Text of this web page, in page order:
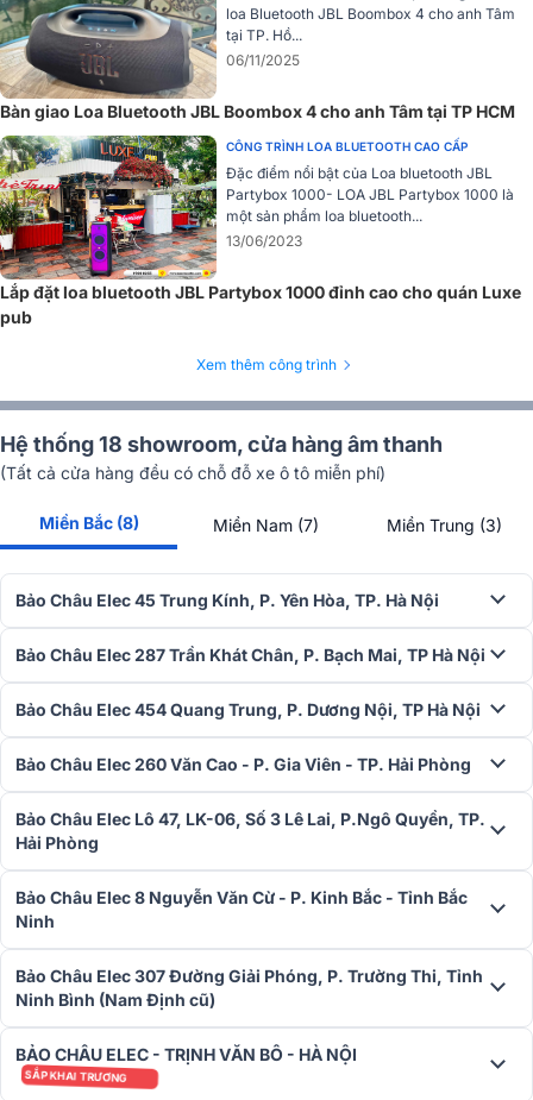
khắp không gian phòng nghe. Chân đế bằng nhôm không chỉ tăng
Công suất mạnh mẽ
công suất hoạt động mở mỗi dải tần 320watt cho dải trầm, 160watt
cho dải trung và 160watt cho dải cao cùng bộ giải mã DAC cho khả
năng chơi nhạc đa dạng thể loại âm thanh, trình diễn âm thanh ấn
tượng.
➣19+ mẫu: Loa bluetooth B&O chính hãng
Công nghệ hoàn hảo
loa Bluetooth JBL Boombox 4 cho anh Tâm
tại TP. Hồ...
06/11/2025
Bàn giao Loa Bluetooth JBL Boombox 4 cho anh Tâm tại TP HCM
CÔNG TRÌNH LOA BLUETOOTH CAO CẤP
Đặc điểm nổi bật của Loa bluetooth JBL
Partybox 1000- LOA JBL Partybox 1000 là
một sản phẩm loa bluetooth...
13/06/2023
Lắp đặt loa bluetooth JBL Partybox 1000 đỉnh cao cho quán Luxe
pub
Xem thêm công trình
Hệ thống 18 showroom, cửa hàng âm thanh
(Tất cả cửa hàng đều có chỗ đỗ xe ô tô miễn phí)
Miền Bắc (8) Miền Nam (7) Miền Trung (3)
Bảo Châu Elec 45 Trung Kính, P. Yên Hòa, TP. Hà Nội
Bảo Châu Elec 287 Trần Khát Chân, P. Bạch Mai, TP Hà Nội
Bảo Châu Elec 454 Quang Trung, P. Dương Nội, TP Hà Nội
Bảo Châu Elec 260 Văn Cao - P. Gia Viên - TP. Hải Phòng
Bảo Châu Elec Lô 47, LK-06, Số 3 Lê Lai, P.Ngô Quyền, TP.
Hải Phòng
Bảo Châu Elec 8 Nguyễn Văn Cừ - P. Kinh Bắc - Tỉnh Bắc
Ninh
Bảo Châu Elec 307 Đường Giải Phóng, P. Trường Thi, Tỉnh
Ninh Bình (Nam Định cũ)
BẢO CHÂU ELEC - TRỊNH VĂN BÔ - HÀ NỘI
SẮP KHAI TRƯƠNG